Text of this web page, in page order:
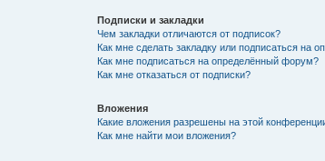
Подписки и закладки
Чем закладки отличаются от подписок?
Как мне сделать закладку или подписаться на
Как мне подписаться на определённый форум?
Как мне отказаться от подписки?
Вложения
Какие вложения разрешены на этой
Как мне найти мои вложения?